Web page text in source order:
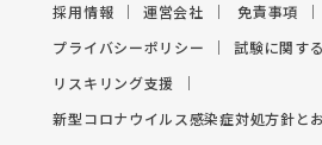
採用情報
運営会社
免責事項
プライバシーポリシー
試験に関す
リスキリング支援
新型コロナウイルス感染症対処方針と